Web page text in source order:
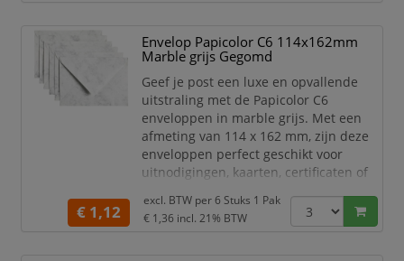
dennengroene kleur is ideaal voor
speciale gelegenheden en
marketingdoeleinden.
Of je n
Envelop Papicolor C6 114x162mm
Marble grijs Gegomd
Geef je post een luxe en opvallende
uitstraling met de Papicolor C6
enveloppen in marble grijs. Met een
afmeting van 114 x 162 mm, zijn deze
enveloppen perfect geschikt voor
uitnodigingen, kaarten, certificaten of
Het hoge kwaliteit papier is stevig,
€ 1,12
excl. BTW per6 Stuks 1 Pak
€ 1,36 incl. 21% BTW